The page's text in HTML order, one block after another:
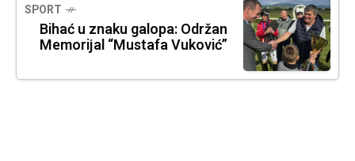
SPORT
Bihać u znaku galopa: Održan
Memorijal “Mustafa Vuković”